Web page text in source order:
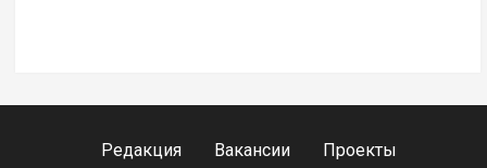
Редакция Вакансии
Проекты